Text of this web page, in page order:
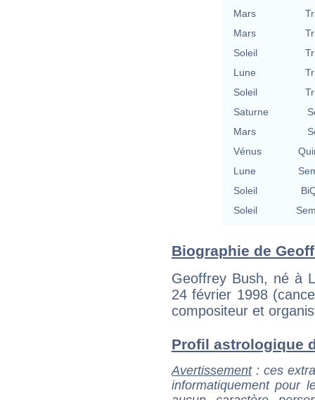
Mars
Mars
Soleil
Lune
Soleil
Saturne
Mars
Vénus
Lune
Soleil
Soleil
Biographie de
Geoffrey Bush, né à
24 février 1998
compositeur et
Profil astrologique
Avertissement: ces
informatiquement pour